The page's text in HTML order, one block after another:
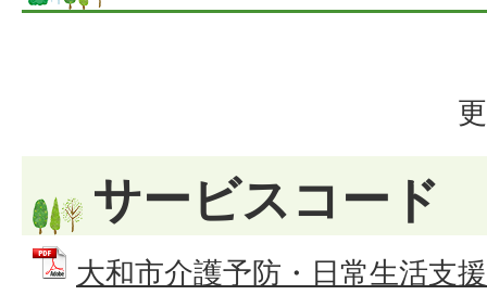
サービスコード
大和市介護予防・日常生活支